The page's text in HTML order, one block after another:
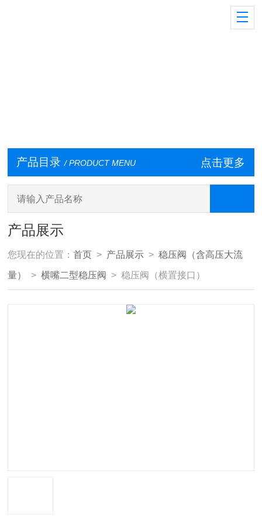
产品目录 / PRODUCT MENU 点击更多
产品展示
您现在的位置：首页 > 产品展示 >稳压阀（含高压大流
量） >横嘴二型稳压阀 > 稳压阀（横置接口）